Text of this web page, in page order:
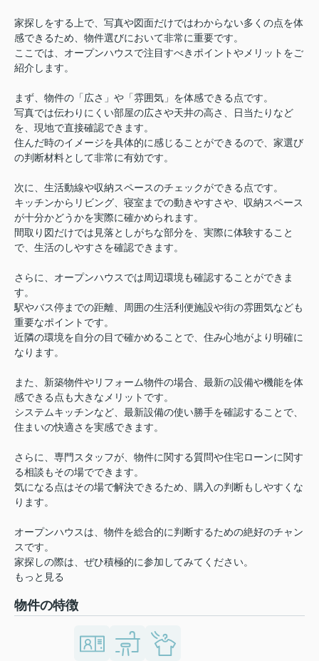
家探しをする上で、写真や図面だけではわからない多くの点を体
感できるため、物件選びにおいて非常に重要です。
ここでは、オープンハウスで注目すべきポイントやメリットをご
紹介します。
まず、物件の「広さ」や「雰囲気」を体感できる点です。
写真では伝わりにくい部屋の広さや天井の高さ、日当たりなど
を、現地で直接確認できます。
住んだ時のイメージを具体的に感じることができるので、家選び
の判断材料として非常に有効です。
次に、生活動線や収納スペースのチェックができる点です。
キッチンからリビング、寝室までの動きやすさや、収納スペース
が十分かどうかを実際に確かめられます。
間取り図だけでは見落としがちな部分を、実際に体験すること
で、生活のしやすさを確認できます。
さらに、オープンハウスでは周辺環境も確認することができま
す。
駅やバス停までの距離、周囲の生活利便施設や街の雰囲気なども
重要なポイントです。
近隣の環境を自分の目で確かめることで、住み心地がより明確に
なります。
また、新築物件やリフォーム物件の場合、最新の設備や機能を体
感できる点も大きなメリットです。
システムキッチンなど、最新設備の使い勝手を確認することで、
住まいの快適さを実感できます。
さらに、専門スタッフが、物件に関する質問や住宅ローンに関す
る相談もその場でできます。
気になる点はその場で解決できるため、購入の判断もしやすくな
ります。
オープンハウスは、物件を総合的に判断するための絶好のチャン
スです。
家探しの際は、ぜひ積極的に参加してみてください。
もっと見る
物件の特徴